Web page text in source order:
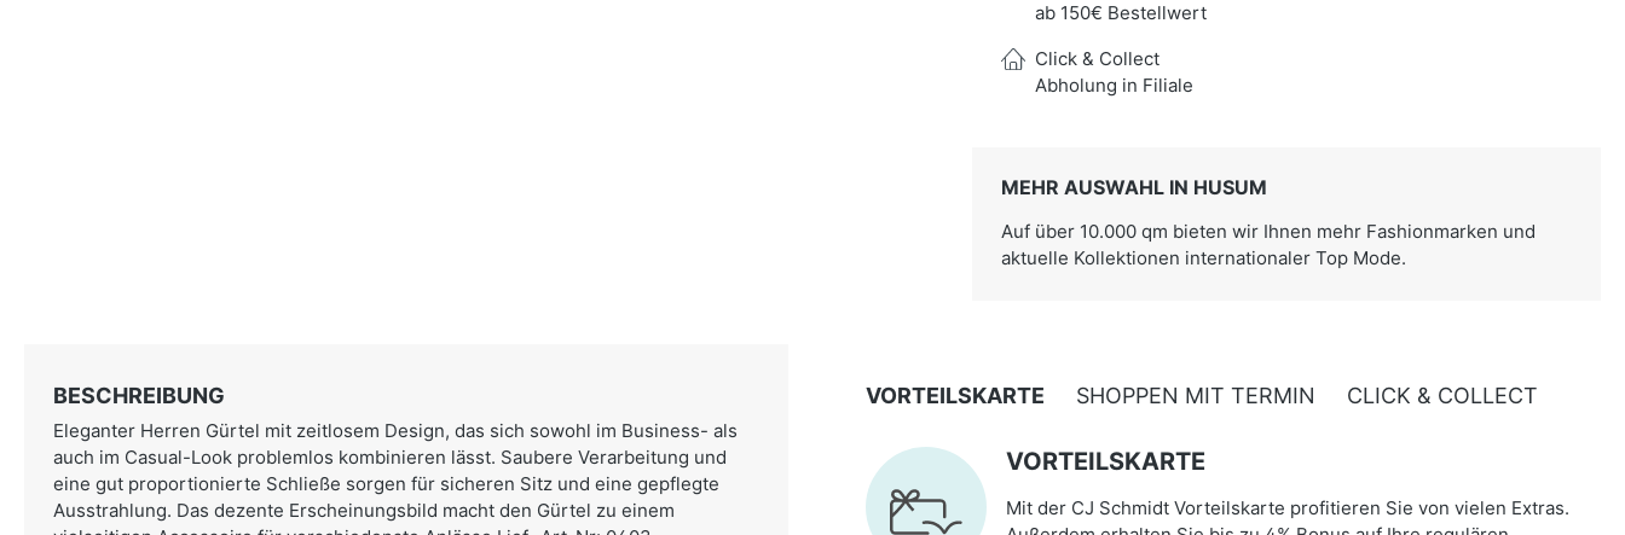
ab 150€ Bestellwert
Click & Collect
Abholung in Filiale
MEHR AUSWAHL IN HUSUM
Auf über 10.000 qm bieten wir Ihnen mehr Fashionmarken und
aktuelle Kollektionen internationaler Top Mode.
BESCHREIBUNG
Eleganter Herren Gürtel mit zeitlosem Design, das sich sowohl im Business- als
auch im Casual-Look problemlos kombinieren lässt. Saubere Verarbeitung und
eine gut proportionierte Schließe sorgen für sicheren Sitz und eine gepflegte
Ausstrahlung. Das dezente Erscheinungsbild macht den Gürtel zu einem
VORTEILSKARTE SHOPPEN MIT TERMIN CLICK & COLLECT
VORTEILSKARTE
Mit der CJ Schmidt Vorteilskarte profitieren Sie von vielen Extras.